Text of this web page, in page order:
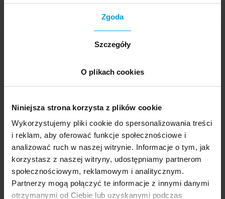
Zgoda
Szczegóły
O plikach cookies
Niniejsza strona korzysta z plików cookie
Wykorzystujemy pliki cookie do spersonalizowania treści
i reklam, aby oferować funkcje społecznościowe i
analizować ruch w naszej witrynie. Informacje o tym, jak
korzystasz z naszej witryny, udostępniamy partnerom
społecznościowym, reklamowym i analitycznym.
Partnerzy mogą połączyć te informacje z innymi danymi
otrzymanymi od Ciebie lub uzyskanymi podczas
Agnieszka Jacobson-Cielecka
Dyrektorka programowa i współautorka
Wydziału Projektowania Uniwersytetu SWPS.
Kuratorka licznych wystaw polskiego designu
prezentowanych na najważniejszych
festiwalach designu w Europie, a także w
muzeach designu.
Zobacz biogramna stronie Uniwersytetu SWPS
Prowadząca